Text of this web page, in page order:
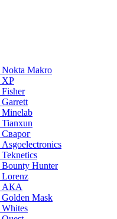
Nokta Makro
XP
Minelab
Hunter
АКА
Mask